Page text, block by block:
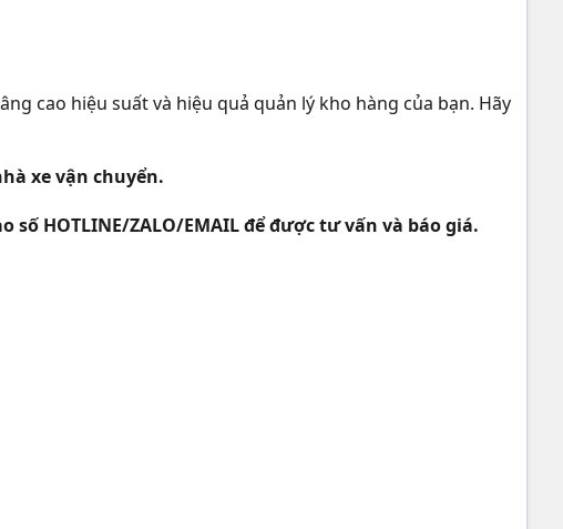
cao hiệu suất và hiệu quả quản lý kho hàng của bạn. Hãy
xe vận chuyển.
HOTLINE/ZALO/EMAIL để được tư vấn và báo giá.